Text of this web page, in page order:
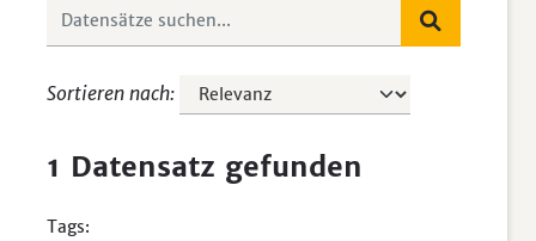
Sortieren nach
1 Datensatz gefunden
Tags: